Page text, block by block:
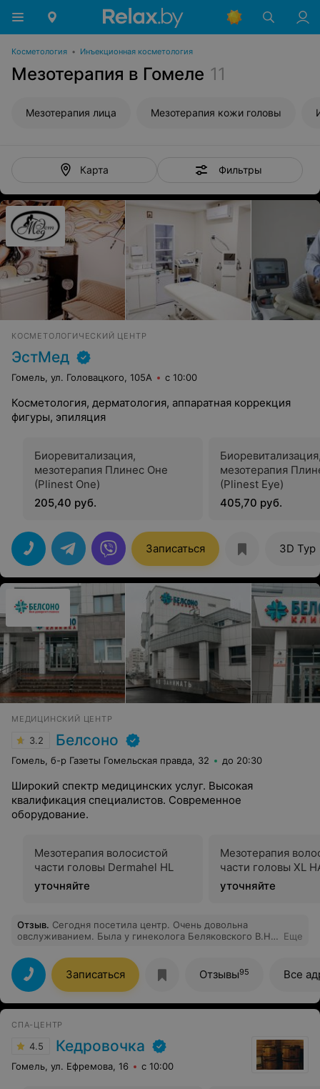
Косметология • Инъекционная косметология
Мезотерапия в Гомеле 11
Мезотерапия лица Мезотерапия кожи головы
Карта Фильтры
КОСМЕТОЛОГИЧЕСКИЙ ЦЕНТР
ЭстМед
Гомель, ул. Головацкого, 105А с 10:00
Косметология, дерматология, аппаратная коррекция
фигуры, эпиляция
Биоревитализация,
мезотерапия Плинес Оне
(Plinest One)
205,40 руб.
мезотерапия
(Plinest Eye)
405,70 руб.
Записаться 3D Тур
МЕДИЦИНСКИЙ ЦЕНТР
3.2 Белсоно
Гомель, б-р Газеты Гомельская правда, 32 до 20:30
Широкий спектр медицинских услуг. Высокая
квалификация специалистов. Современное
оборудование.
Мезотерапия волосистой
части головы Dermahel HL
уточняйте
Мезотерапия
части головы XL
уточняйте
Отзыв. Сегодня посетила центр. Очень довольна
овслуживанием. Была у гинеколога Беляковского В.Н.
своевременно. Спасибо. Побольше бы таких мед.
центров. Удачи желаю всему персоналу. Будьте
здороаы!
Еще
Записаться Отзывы95 Все
СПА-ЦЕНТР
4.5 Кедровочка
Гомель, ул. Ефремова, 16 с 10:00